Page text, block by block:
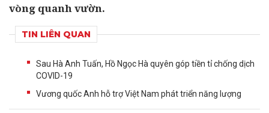
vòng quanh vườn.
TIN LIÊN QUAN
Sau Hà Anh Tuấn, Hồ Ngọc Hà quyên góp tiền tỉ chống dịch
COVID-19
Vương quốc Anh hỗ trợ Việt Nam phát triển năng lượng